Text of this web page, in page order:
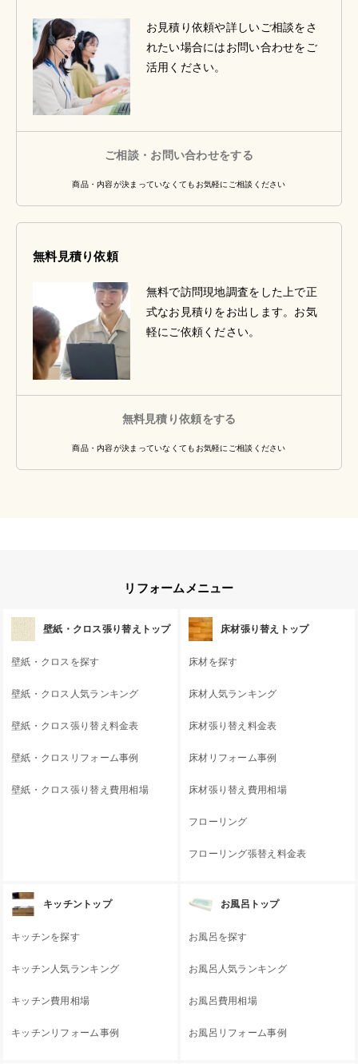
お見積り依頼や詳しいご相談をさ
れたい場合にはお問い合わせをご
活用ください。
ご相談・お問い合わせをする
商品・内容が決まっていなくてもお気軽にご相談ください
無料見積り依頼
無料で訪問現地調査をした上で正
式なお見積りをお出します。お気
軽にご依頼ください。
無料見積り依頼をする
商品・内容が決まっていなくてもお気軽にご相談ください
リフォームメニュー
壁紙・クロス張り替えトップ
壁紙・クロスを探す
壁紙・クロス人気ランキング
壁紙・クロス張り替え料金表
壁紙・クロスリフォーム事例
壁紙・クロス張り替え費用相場
床材張り替えトップ
床材を探す
床材人気ランキング
床材張り替え料金表
床材リフォーム事例
床材張り替え費用相場
フローリング
フローリング張替え料金表
キッチントップ
キッチンを探す
キッチン人気ランキング
キッチン費用相場
キッチンリフォーム事例
お風呂トップ
お風呂を探す
お風呂人気ランキング
お風呂費用相場
お風呂リフォーム事例